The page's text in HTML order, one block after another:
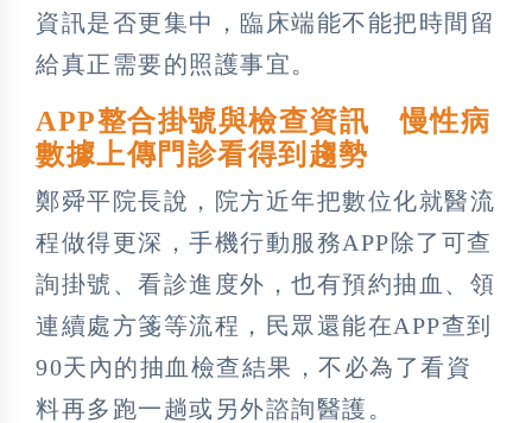
資訊是否更集中，臨床端能不能把時間留
給真正需要的照護事宜。
APP整合掛號與檢查資訊 慢性病
數據上傳門診看得到趨勢
鄭舜平院長說，院方近年把數位化就醫流
程做得更深，手機行動服務APP除了可查
詢掛號、看診進度外，也有預約抽血、領
連續處方箋等流程，民眾還能在APP查到
90天內的抽血檢查結果，不必為了看資
料再多跑一趟或另外諮詢醫護。